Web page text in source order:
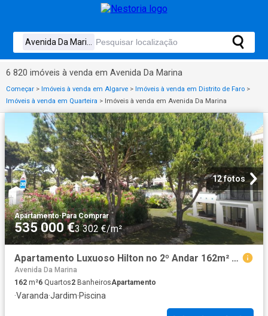
6 820 imóveis à venda em Avenida Da Marina
Começar > Imóveis à venda em Algarve > Imóveis à venda em Distrito de Faro >
Imóveis à venda em Quarteira > Imóveis à venda em Avenida Da Marina
12 fotos
Apartamento·Para Comprar
535 000 €3 302 €/m²
Apartamento Luxuoso Hilton no 2º Andar 162m² Quarteira
Avenida Da Marina
162 m²6 Quartos2 BanheirosApartamento
·Varanda·Jardim·Piscina